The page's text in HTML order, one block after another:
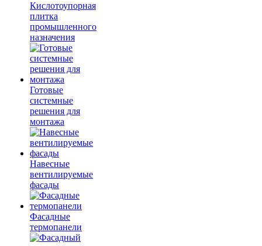
Кислотоупорная
плитка
промышленного
назначения
Готовые
системные
решения для
монтажа
Навесные
вентилируемые
фасады
Фасадные
термопанели